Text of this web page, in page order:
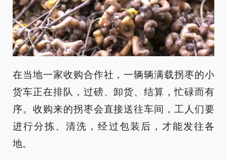
在当地一家收购合作社，一辆辆满载拐枣的小
货车正在排队，过磅、卸货、结算，忙碌而有
序。收购来的拐枣会直接送往车间，工人们要
进行分拣、清洗，经过包装后，才能发往各
地。